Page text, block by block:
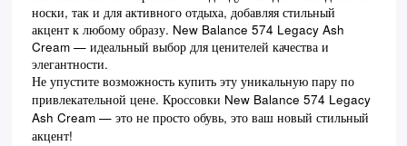
носки, так и для активного отдыха, добавляя стильный
акцент к любому образу. New Balance 574 Legacy Ash
Cream — идеальный выбор для ценителей качества и
элегантности.
Не упустите возможность купить эту уникальную пару по
привлекательной цене. Кроссовки New Balance 574 Legacy
Ash Cream — это не просто обувь, это ваш новый стильный
акцент!